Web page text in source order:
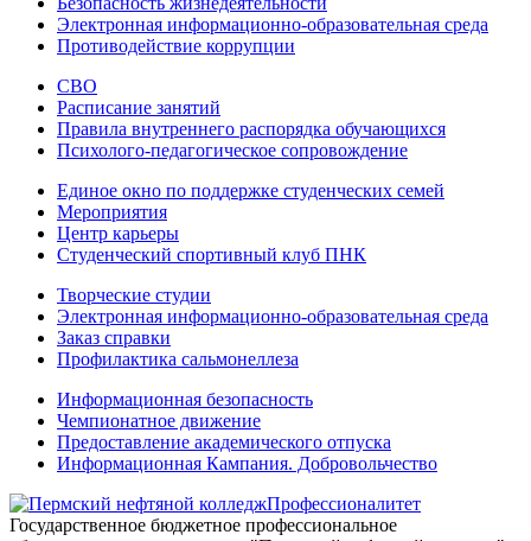
Электронная информационно-образовательная среда
Противодействие коррупции
СВО
Расписание занятий
Правила внутреннего распорядка обучающихся
Психолого-педагогическое сопровождение
Единое окно по поддержке студенческих семей
Мероприятия
Центр карьеры
Студенческий спортивный клуб ПНК
Творческие студии
Электронная информационно-образовательная среда
Заказ справки
Профилактика сальмонеллеза
Информационная безопасность
Чемпионатное движение
Предоставление академического отпуска
Информационная Кампания. Добровольчество
Профессионалитет
Государственное бюджетное профессиональное